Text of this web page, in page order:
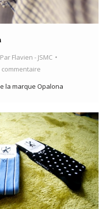
Par Flavien - JSMC
la marque Opalona